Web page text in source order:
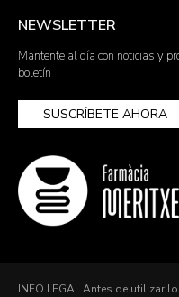
NEWSLETTER
Mantente al día con noticias y
boletín
SUSCRÍBETE AHORA
INFO LEGAL Antes de utilizar